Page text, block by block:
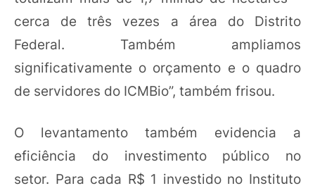
cerca de três vezes a área do Distrito
Federal. Também ampliamos
significativamente o orçamento e o quadro
de servidores do ICMBio”, também frisou.
O levantamento também evidencia a
eficiência do investimento público no
setor. Para cada R$ 1 investido no Instituto